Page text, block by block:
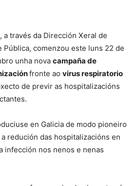
a través da Dirección Xeral de
Pública, comenzou este luns 22 de
unha nova campaña de
fronte ao virus respiratorio
de previr as hospitalizacións
en Galicia de modo pioneiro
redución das hospitalizacións en
infección nos nenos e nenas